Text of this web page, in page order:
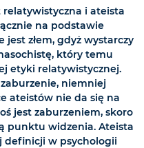
i ateista
na podstawie
złem, gdyż wystarczy
który temu
etyki relatywistycznej.
niemniej
ateistów nie da się na
jest zaburzeniem, skoro
punktu widzenia. Ateista
definicji w psychologii